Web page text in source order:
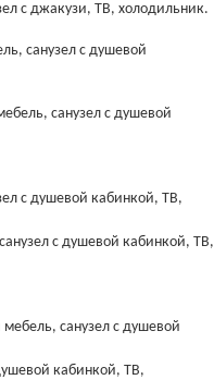
с джакузи, ТВ, холодильник.
санузел с душевой
санузел с душевой
с душевой кабинкой, ТВ,
с душевой кабинкой, ТВ,
санузел с душевой
кабинкой, ТВ,